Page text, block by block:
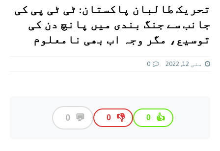
تحریک طالبان پاکستان: ٹی ٹی پی کی
جانب سے جنگ بندی میں پانچ دن کی
توسیع، مگر وجہ اب بھی نامعلوم
مئی 12, 2022 0
👍
0
👎
0
💬
0